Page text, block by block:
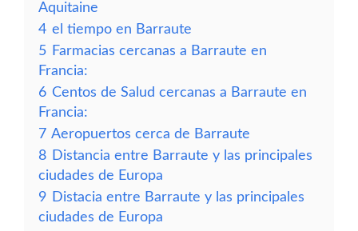
Aquitaine
4 el tiempo en Barraute
5 Farmacias cercanas a Barraute en
Francia:
6 Centos de Salud cercanas a Barraute en
Francia:
7 Aeropuertos cerca de Barraute
8 Distancia entre Barraute y las principales
ciudades de Europa
9 Distacia entre Barraute y las principales
ciudades de Europa